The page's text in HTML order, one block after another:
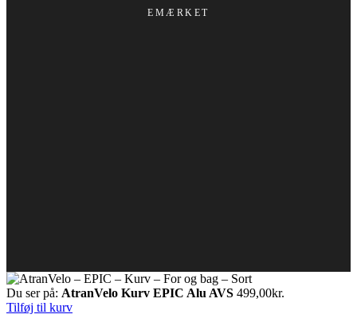
EMÆRKET
Du ser på: AtranVelo Kurv EPIC Alu AVS 499,00kr.
Tilføj til kurv